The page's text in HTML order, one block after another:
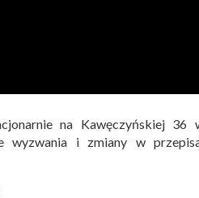
na Kawęczyńskiej 36
wyzwania i zmiany w